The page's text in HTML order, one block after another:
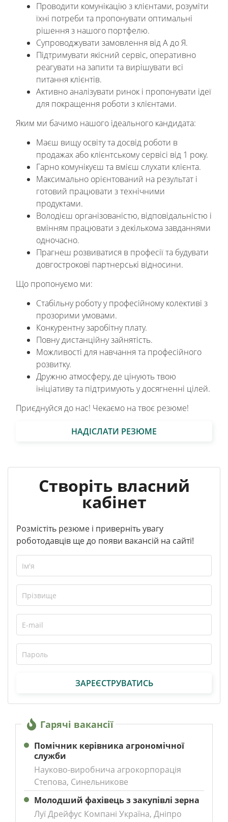
Проводити комунікацію з клієнтами, розуміти
їхні потреби та пропонувати оптимальні
рішення з нашого портфелю.
Супроводжувати замовлення від А до Я.
Підтримувати якісний сервіс, оперативно
реагувати на запити та вирішувати всі
питання клієнтів.
Активно аналізувати ринок і пропонувати ідеї
для покращення роботи з клієнтами.
Яким ми бачимо нашого ідеального кандидата:
Маєш вищу освіту та досвід роботи в
продажах або клієнтському сервісі від 1 року.
Гарно комунікуєш та вмієш слухати клієнта.
Максимально орієнтований на результат і
готовий працювати з технічними
продуктами.
Володієш організованістю, відповідальністю і
вмінням працювати з декількома завданнями
одночасно.
Прагнеш розвиватися в професії та будувати
довгострокові партнерські відносини.
Що пропонуємо ми:
Стабільну роботу у професійному колективі з
прозорими умовами.
Конкурентну заробітну плату.
Повну дистанційну зайнятість.
Можливості для навчання та професійного
розвитку.
Дружню атмосферу, де цінують твою
ініціативу та підтримують у досягненні цілей.
Приєднуйся до нас! Чекаємо на твоє резюме!
НАДІСЛАТИ РЕЗЮМЕ
Створіть власний
кабінет
Розмістіть резюме і приверніть увагу
роботодавців ще до появи вакансій на сайті!
ЗАРЕЄСТРУВАТИСЬ
Гарячі вакансії
Помічник керівника агрономічної
служби
Науково-виробнича агрокорпорація
Степова, Синельникове
Молодший фахівець з закупівлі зерна
Луї Дрейфус Компані Україна, Дніпро